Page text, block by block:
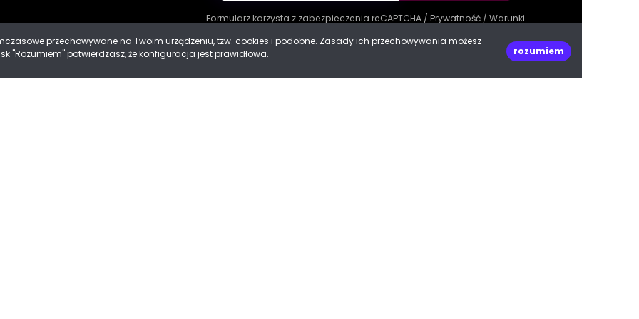
Formularz korzysta z zabezpieczenia reCAPTCHA / Prywatność / Warunki
decoPLANET Polska
ul. Kasprowicza 47
przechowywane na Twoim urządzeniu, tzw. cookies i podobne. Zasady ich przechowywania możesz
"Rozumiem" potwierdzasz, że konfiguracja jest prawidłowa.
rozumiem